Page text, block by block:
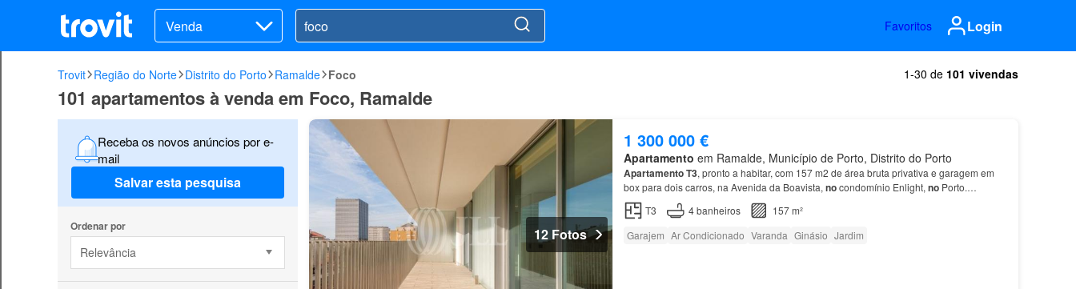
Venda Favoritos Login
Trovit Região do Norte Distrito do Porto Ramalde Foco 1-30 de 101 vivendas
101 apartamentos à venda em Foco, Ramalde
Receba os novos anúncios por e-
mail
Salvar esta pesquisa
Ordenar por
Relevância
12 Fotos
1 300 000 €
Apartamento em Ramalde, Município de Porto, Distrito do Porto
ApartamentoT3, pronto a habitar, com 157 m2 de área bruta privativa e garagem em
box para dois carros, na Avenida da Boavista, nocondomínio Enlight, noPorto.…
T3
4banheiros
157 m²
Garajem Ar Condicionado Varanda Ginásio Jardim